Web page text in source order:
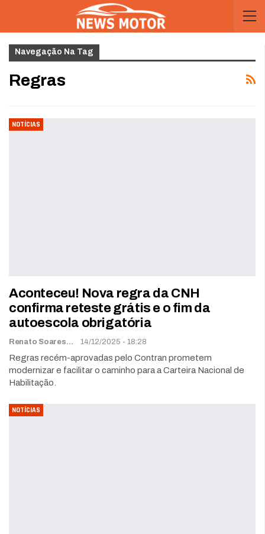
Navegação Na Tag
Regras
NOTÍCIAS
Aconteceu! Nova regra da CNH
confirma reteste grátis e o fim da
autoescola obrigatória
Renato Soares 14/12/2025 - 18:28
Regras recém-aprovadas pelo Contran prometem
modernizar e facilitar o caminho para a Carteira Nacional de
Habilitação.
NOTÍCIAS